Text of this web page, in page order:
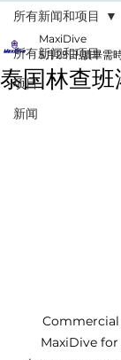
所有新闻和项目
项目
新闻
所有新闻和项目
泰国林查
MaxiDive
5月25日 讀畢需
MaxiDive